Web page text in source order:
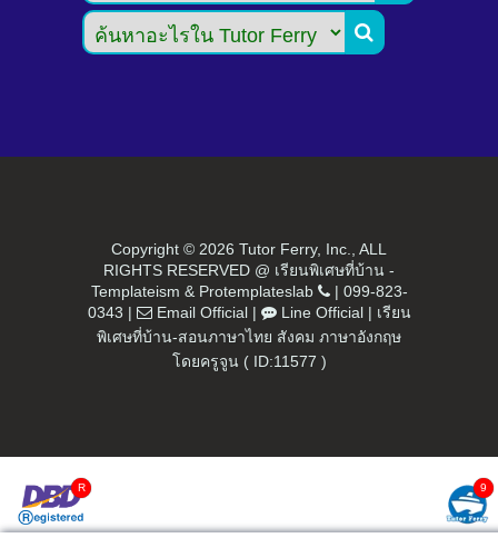

Copyright © 2026 Tutor Ferry, Inc., ALL
RIGHTS RESERVED @ เรียนพิเศษที่บ้าน -
Templateism & Protemplateslab | 099-823-
0343 | Email Official| Line Official| เรียน
พิเศษที่บ้าน-สอนภาษาไทย สังคม ภาษาอังกฤษ
โดยครูจูน ( ID:11577 )